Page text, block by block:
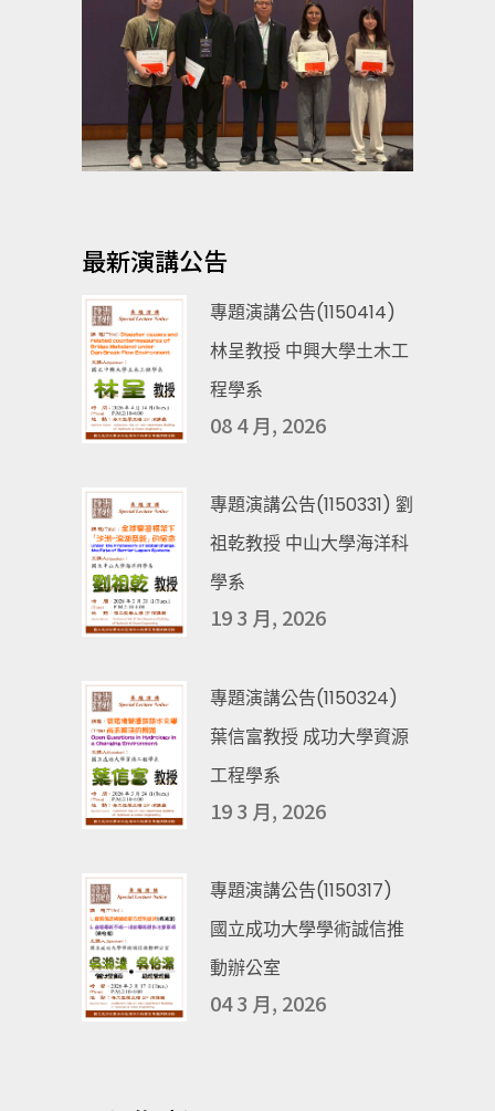
最新演講公告
專題演講公告(1150414)
林呈教授 中興大學土木工
程學系
08 4 月, 2026
專題演講公告(1150331) 劉
祖乾教授 中山大學海洋科
學系
19 3 月, 2026
專題演講公告(1150324)
葉信富教授 成功大學資源
工程學系
19 3 月, 2026
專題演講公告(1150317)
國立成功大學學術誠信推
動辦公室
04 3 月, 2026